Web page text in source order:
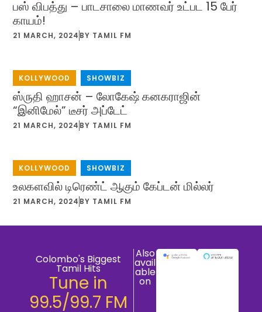
பஸ் விபத்து – பாடசாலை மாணவர் உட்பட 15 பேர்
காயம்!
21 MARCH, 2024 BY TAMIL FM
KOLLYWOOD SHOWBIZ
ஸ்ருதி ஹாசன் – லோகேஷ் கனகராஜின்
“இனிமேல்” டீசர் அப்டேட்
21 MARCH, 2024 BY TAMIL FM
KOLLYWOOD SHOWBIZ
உலகளவில் டிரெண்ட் ஆகும் கேப்டன் மில்லர்
21 MARCH, 2024 BY TAMIL FM
Colombo's Biggest
Tamil Hits
Tune in
99.5/99.7 FM
Also
avail
able
on